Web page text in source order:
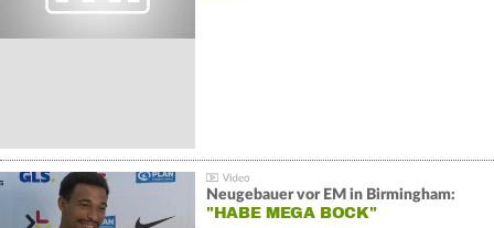
Neugebauer vor EM in Birmingham:
"HABE MEGA BOCK"